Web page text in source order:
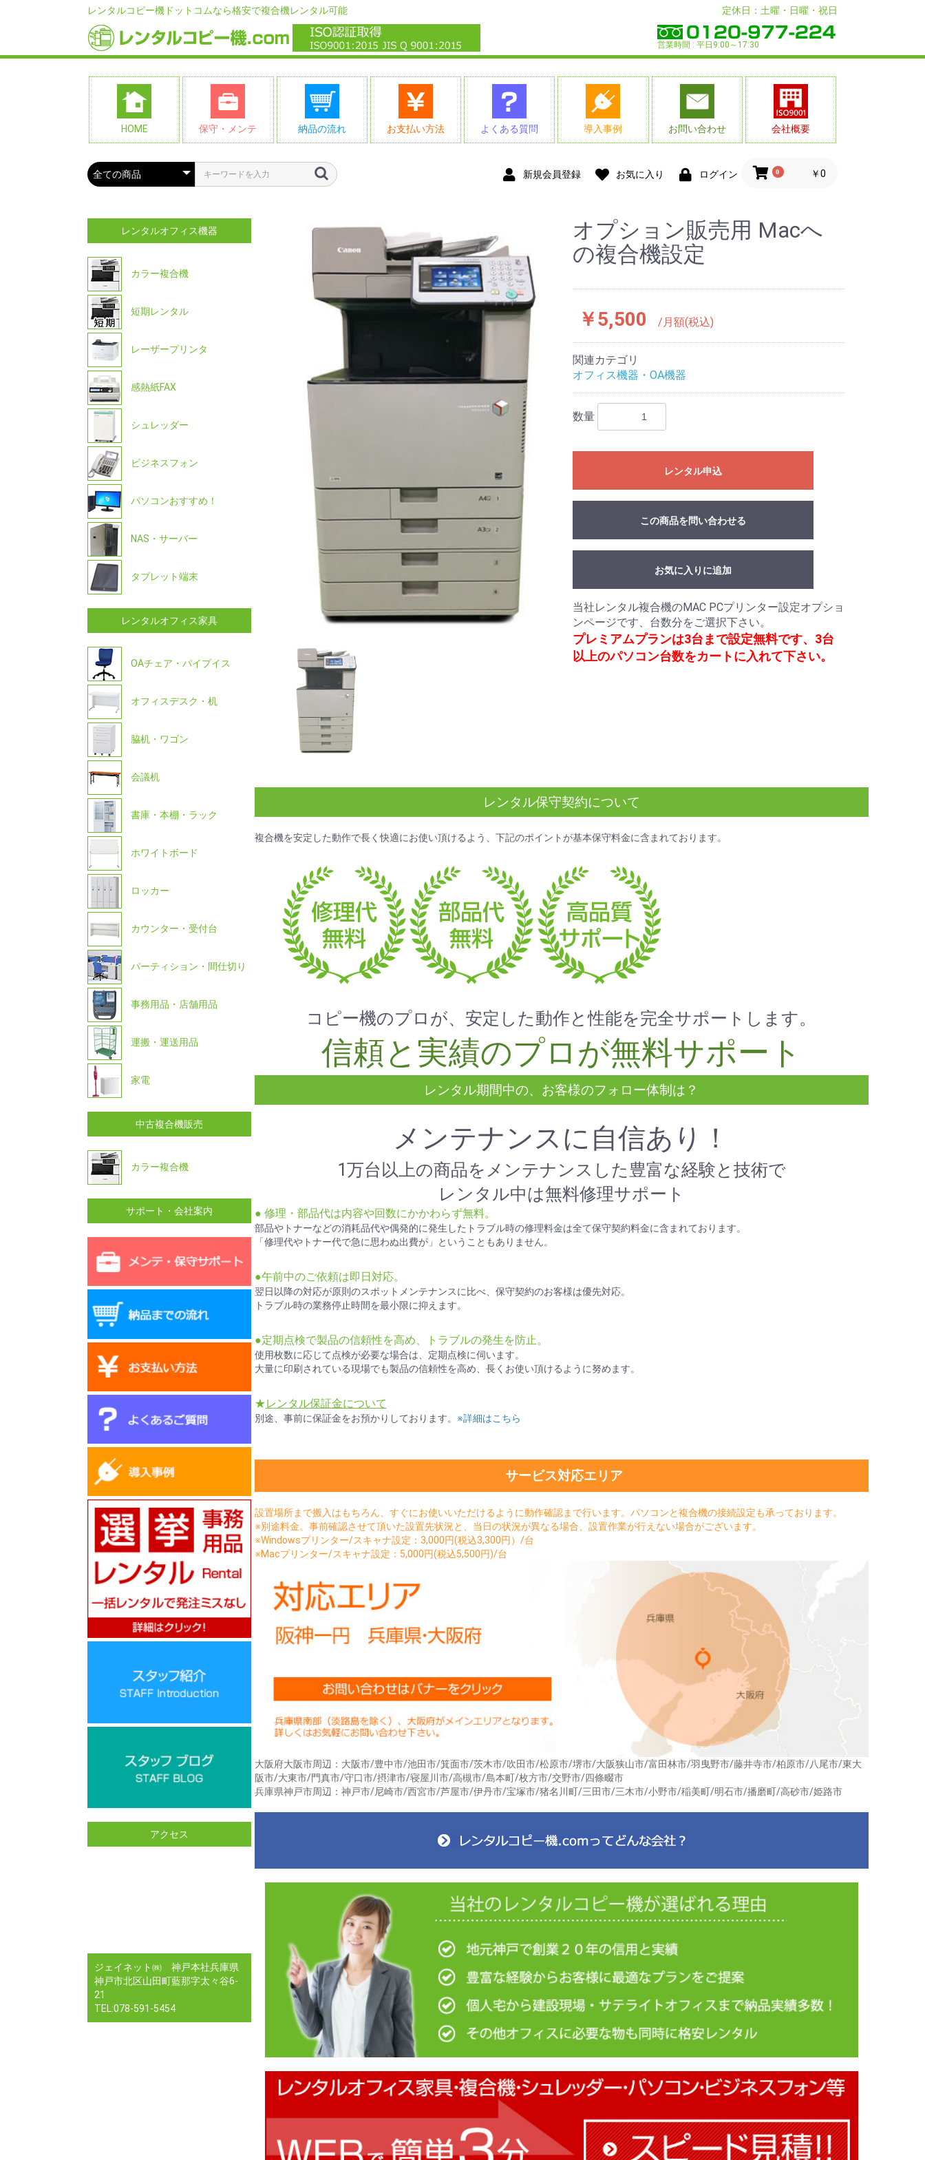
レンタルコピー機ドットコムなら格安で複合機レンタル可能 定休日：土曜・日曜・祝日
営業時間 : 平日9:00～17:30
HOME 保守・メンテ 納品の流れ お支払い方法 よくある質問 導入事例 お問い合わせ 会社概要
新規会員登録 お気に入り ログイン 0 ￥0
レンタルオフィス機器
カラー複合機
短期レンタル
レーザープリンタ
感熱紙FAX
シュレッダー
ビジネスフォン
パソコンおすすめ！
NAS・サーバー
タブレット端末
レンタルオフィス家具
OAチェア・パイプイス
オフィスデスク・机
脇机・ワゴン
会議机
書庫・本棚・ラック
ホワイトボード
ロッカー
カウンター・受付台
パーティション・間仕切り
事務用品・店舗用品
運搬・運送用品
家電
中古複合機販売
カラー複合機
サポート・会社案内
アクセス
ジェイネット㈱ 神戸本社兵庫県
神戸市北区山田町藍那字太々谷6-
21
TEL:078-591-5454
オプション販売用 Macへ
の複合機設定
￥5,500 /月額(税込)
関連カテゴリ
オフィス機器・OA機器
数量
レンタル申込
この商品を問い合わせる
お買い物を続ける カートへ進む
お気に入りに追加
当社レンタル複合機のMAC PCプリンター設定オプショ
ンページです、台数分をご選択下さい。
プレミアムプランは3台まで設定無料です、3台
以上のパソコン台数をカートに入れて下さい。
レンタル保守契約について
複合機を安定した動作で長く快適にお使い頂けるよう、下記のポイントが基本保守料金に含まれております。
コピー機のプロが、安定した動作と性能を完全サポートします。
信頼と実績のプロが無料サポート
レンタル期間中の、お客様のフォロー体制は？
メンテナンスに自信あり！
1万台以上の商品をメンテナンスした豊富な経験と技術で
レンタル中は無料修理サポート
● 修理・部品代は内容や回数にかかわらず無料。
部品やトナーなどの消耗品代や偶発的に発生したトラブル時の修理料金は全て保守契約料金に含まれております。
「修理代やトナー代で急に思わぬ出費が」ということもありません。
●午前中のご依頼は即日対応。
翌日以降の対応が原則のスポットメンテナンスに比べ、保守契約のお客様は優先対応。
トラブル時の業務停止時間を最小限に抑えます。
●定期点検で製品の信頼性を高め、トラブルの発生を防止。
使用枚数に応じて点検が必要な場合は、定期点検に伺います。
大量に印刷されている現場でも製品の信頼性を高め、長くお使い頂けるように努めます。
★レンタル保証金について
別途、事前に保証金をお預かりしております。 ※詳細はこちら
サービス対応エリア
設置場所まで搬入はもちろん、すぐにお使いいただけるように動作確認まで行います。パソコンと複合機の接続設定も承っております。
※別途料金。事前確認させて頂いた設置先状況と、当日の状況が異なる場合、設置作業が行えない場合がございます。
※Windowsプリンター/スキャナ設定：3,000円(税込3,300円）/台
※Macプリンター/スキャナ設定：5,000円(税込5,500円)/台
大阪府大阪市周辺：大阪市/豊中市/池田市/箕面市/茨木市/吹田市/松原市/堺市/大阪狭山市/富田林市/羽曳野市/藤井寺市/柏原市/八尾市/東大
阪市/大東市/門真市/守口市/摂津市/寝屋川市/高槻市/島本町/枚方市/交野市/四條畷市
兵庫県神戸市周辺：神戸市/尼崎市/西宮市/芦屋市/伊丹市/宝塚市/猪名川町/三田市/三木市/小野市/稲美町/明石市/播磨町/高砂市/姫路市